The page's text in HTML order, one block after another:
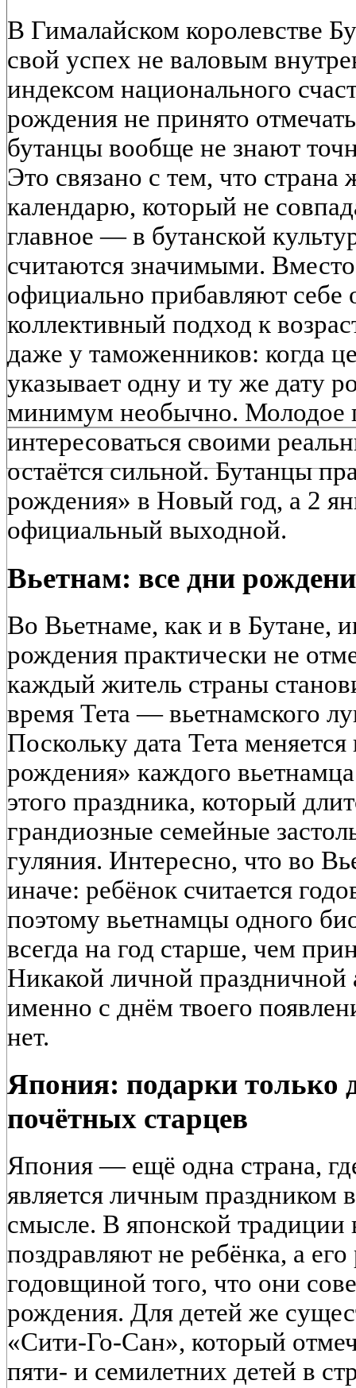
В Гималайском королевстве
свой успех не валовым
индексом национального
рождения не принято
бутанцы вообще не знают
Это связано с тем, что
календарю, который не
главное — в бутанской
считаются значимыми.
официально прибавляют себе
коллективный подход к
даже у таможенников: когда
указывает одну и ту же дату
минимум необычно. Молодое
интересоваться своими
остаётся сильной. Бутанцы
рождения» в Новый год, а 2
официальный выходной.
Вьетнам: все дни
Во Вьетнаме, как и в Бутане,
рождения практически не
каждый житель страны
время Тета — вьетнамского
Поскольку дата Тета
рождения» каждого
этого праздника, который
грандиозные семейные
гуляния. Интересно, что во
иначе: ребёнок считается
поэтому вьетнамцы одного
всегда на год старше, чем
Никакой личной праздничной
именно с днём твоего
нет.
Япония: подарки только
почётных старцев
Япония — ещё одна страна,
является личным праздником
смысле. В японской традиции
поздравляют не ребёнка, а
годовщиной того, что они
рождения. Для детей же
«Сити-Го-Сан», который
пяти- и семилетних детей в